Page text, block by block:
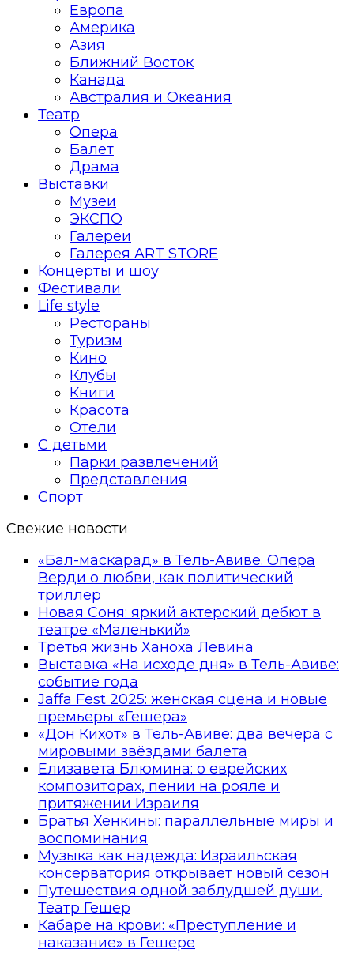
Европа
Америка
Азия
Ближний Восток
Канада
Австралия и Океания
Театр
Опера
Балет
Драма
Выставки
Музеи
ЭКСПО
Галереи
Галерея ART STORE
Концерты и шоу
Фестивали
Life style
Рестораны
Туризм
Кино
Клубы
Книги
Красота
Отели
С детьми
Парки развлечений
Представления
Спорт
Свежие новости
«Бал-маскарад» в Тель-Авиве. Опера
Верди о любви, как политический
триллер
Новая Соня: яркий актерский дебют в
театре «Маленький»
Третья жизнь Ханоха Левина
Выставка «На исходе дня» в Тель-Авиве:
событие года
Jaffa Fest 2025: женская сцена и новые
премьеры «Гешера»
«Дон Кихот» в Тель-Авиве: два вечера с
мировыми звёздами балета
Елизавета Блюмина: о еврейских
композиторах, пении на рояле и
притяжении Израиля
Братья Хенкины: параллельные миры и
воспоминания
Музыка как надежда: Израильская
консерватория открывает новый сезон
Путешествия одной заблудшей души.
Театр Гешер
Кабаре на крови: «Преступление и
наказание» в Гешере